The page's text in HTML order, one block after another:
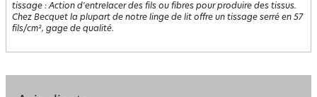
tissage :Action d'entrelacer des fils ou fibres pour produire des tissus.
Chez Becquet la plupart de notre linge de lit offre un tissage serré en 57
fils/cm², gage de qualité.